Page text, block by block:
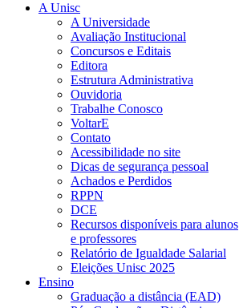
A Unisc
A Universidade
Avaliação Institucional
Concursos e Editais
Editora
Estrutura Administrativa
Ouvidoria
Trabalhe Conosco
VoltarE
Contato
Acessibilidade no site
Dicas de segurança pessoal
Achados e Perdidos
RPPN
DCE
Recursos disponíveis para alunos
e professores
Relatório de Igualdade Salarial
Eleições Unisc 2025
Ensino
Graduação a distância (EAD)